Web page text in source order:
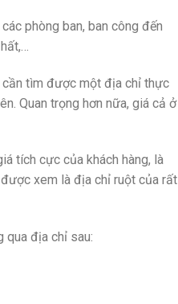
phòng ban, ban công đến
cần tìm được một địa chỉ thực
Quan trọng hơn nữa, giá cả ở
tích cực của khách hàng, là
xem là địa chỉ ruột của rất
qua địa chỉ sau: